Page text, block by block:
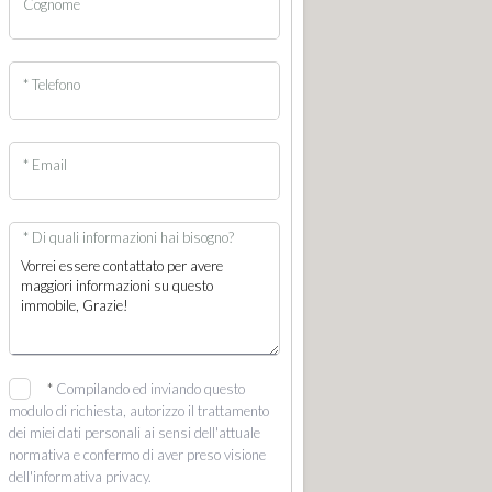
Cognome
* Telefono
* Email
* Di quali informazioni hai bisogno?
* Compilando ed inviando questo
modulo di richiesta, autorizzo il trattamento
dei miei dati personali ai sensi dell'attuale
normativa e confermo di aver preso visione
dell'informativa privacy.